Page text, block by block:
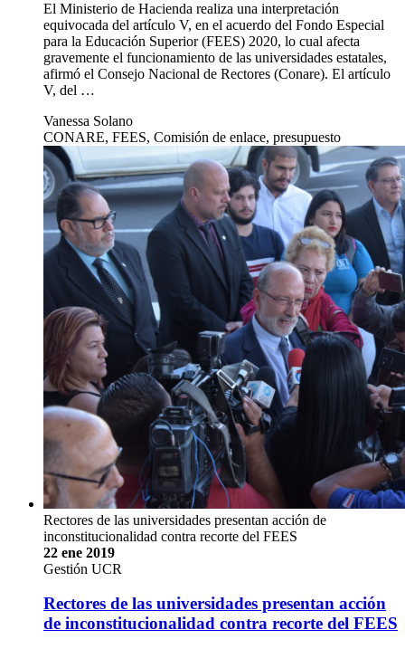
El Ministerio de Hacienda realiza una interpretación
equivocada del artículo V, en el acuerdo del Fondo Especial
para la Educación Superior (FEES) 2020, lo cual afecta
gravemente el funcionamiento de las universidades estatales,
afirmó el Consejo Nacional de Rectores (Conare). El artículo
V, del …
Vanessa Solano
CONARE, FEES, Comisión de enlace, presupuesto
Rectores de las universidades presentan acción de
inconstitucionalidad contra recorte del FEES
22 ene 2019
Gestión UCR
Rectores de las universidades presentan acción
de inconstitucionalidad contra recorte del FEES